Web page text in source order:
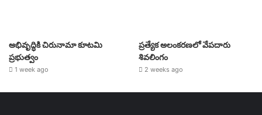
అభివృద్ధికి చిరునామా కూటమి
ప్రభుత్వం
1 week ago
ప్రత్యేక అలంకరణలో వేపదారు
శివలింగం
2 weeks ago